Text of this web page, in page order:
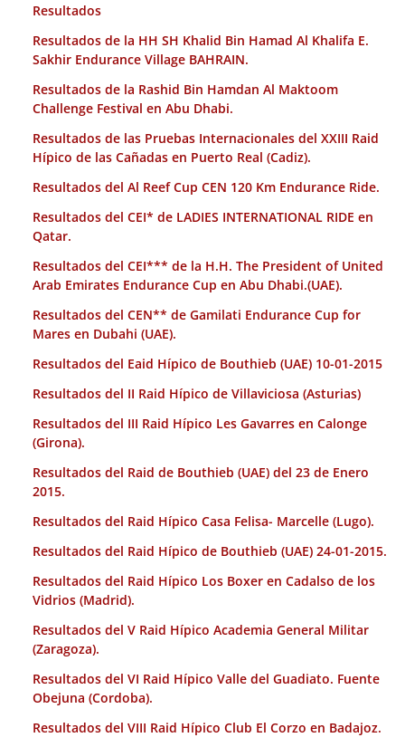
Resultados
Resultados de la HH SH Khalid Bin Hamad Al Khalifa E.
Sakhir Endurance Village BAHRAIN.
Resultados de la Rashid Bin Hamdan Al Maktoom
Challenge Festival en Abu Dhabi.
Resultados de las Pruebas Internacionales del XXIII Raid
Hípico de las Cañadas en Puerto Real (Cadiz).
Resultados del Al Reef Cup CEN 120 Km Endurance Ride.
Resultados del CEI* de LADIES INTERNATIONAL RIDE en
Qatar.
Resultados del CEI*** de la H.H. The President of United
Arab Emirates Endurance Cup en Abu Dhabi.(UAE).
Resultados del CEN** de Gamilati Endurance Cup for
Mares en Dubahi (UAE).
Resultados del Eaid Hípico de Bouthieb (UAE) 10-01-2015
Resultados del II Raid Hípico de Villaviciosa (Asturias)
Resultados del III Raid Hípico Les Gavarres en Calonge
(Girona).
Resultados del Raid de Bouthieb (UAE) del 23 de Enero
2015.
Resultados del Raid Hípico Casa Felisa- Marcelle (Lugo).
Resultados del Raid Hípico de Bouthieb (UAE) 24-01-2015.
Resultados del Raid Hípico Los Boxer en Cadalso de los
Vidrios (Madrid).
Resultados del V Raid Hípico Academia General Militar
(Zaragoza).
Resultados del VI Raid Hípico Valle del Guadiato. Fuente
Obejuna (Cordoba).
Resultados del VIII Raid Hípico Club El Corzo en Badajoz.